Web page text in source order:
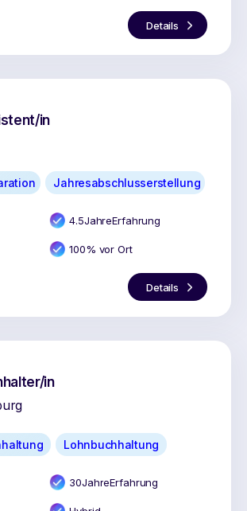
Details
in
Jahresabschlusserstellung
4.5JahreErfahrung
100% vor Ort
Details
in
Lohnbuchhaltung
30JahreErfahrung